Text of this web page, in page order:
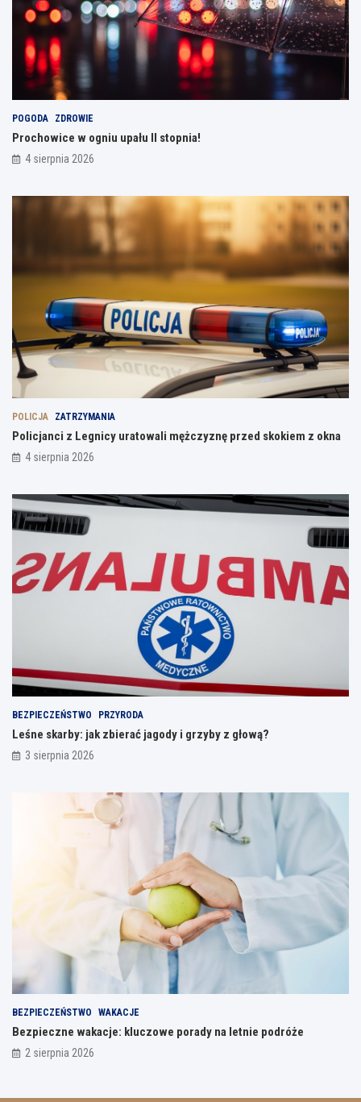
POGODA ZDROWIE
Prochowice w ogniu upału II stopnia!
4 sierpnia 2026
POLICJA ZATRZYMANIA
Policjanci z Legnicy uratowali mężczyznę przed skokiem z okna
4 sierpnia 2026
BEZPIECZEŃSTWO PRZYRODA
Leśne skarby: jak zbierać jagody i grzyby z głową?
3 sierpnia 2026
BEZPIECZEŃSTWO WAKACJE
Bezpieczne wakacje: kluczowe porady na letnie podróże
2 sierpnia 2026